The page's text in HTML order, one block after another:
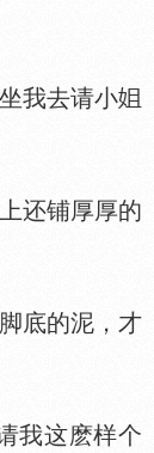
我去请小
还铺厚厚的
底的泥，才
我这麽样个